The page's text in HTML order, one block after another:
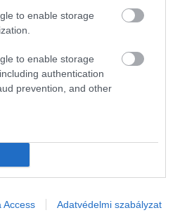
to enable storage
to enable storage
authentication
prevention, and other
Access Adatvédelmi szabályzat